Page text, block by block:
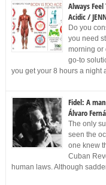
Always Feel
Acidic /
Do you
you need
morning or
go-to
you get your 8 hours a
Fidel: A
Álvaro
The only
seen the
one knew
Cuban
human laws. Although